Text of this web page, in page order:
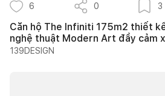
6 0 3
Căn hộ The Infiniti 175m2 thiết
nghệ thuật Modern Art đầy cảm
139DESIGN